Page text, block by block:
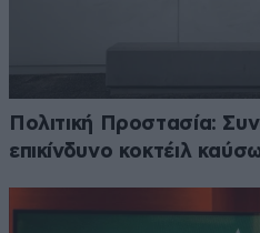
Πολιτική Προστασία:
επικίνδυνο κοκτέιλ